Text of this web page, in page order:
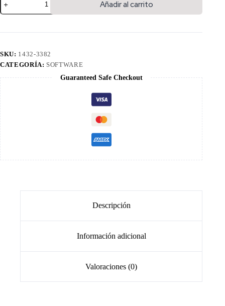
Añadir al carrito
SKU: 1432-3382
CATEGORÍA: SOFTWARE
Guaranteed Safe Checkout
Descripción
Información adicional
Valoraciones (0)